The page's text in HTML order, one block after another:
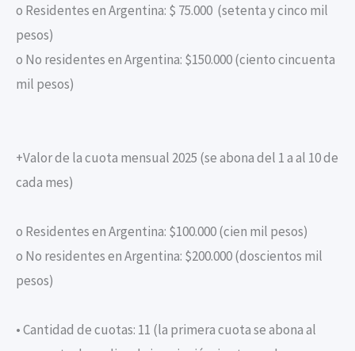
o Residentes en Argentina: $ 75.000 (setenta y cinco mil
pesos)
o No residentes en Argentina: $150.000 (ciento cincuenta
mil pesos)
+Valor de la cuota mensual 2025 (se abona del 1 a al 10 de
cada mes)
o Residentes en Argentina: $100.000 (cien mil pesos)
o No residentes en Argentina: $200.000 (doscientos mil
pesos)
• Cantidad de cuotas: 11 (la primera cuota se abona al